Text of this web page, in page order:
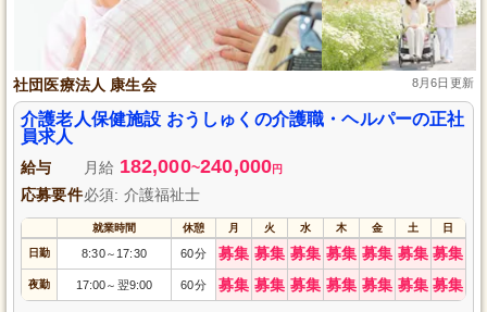
社団医療法人 康生会 8月6日更新
介護老人保健施設 おうしゅくの介護職・ヘルパーの正社
員求人
給与 月給 182,000~240,000円
応募要件必須: 介護福祉士
就業時間 休憩 月 火 水 木 金 土 日
日勤 8:30～ 17:30 60分 募集 募集 募集 募集 募集 募集 募集
夜勤 17:00～ 翌9:00 60分 募集 募集 募集 募集 募集 募集 募集